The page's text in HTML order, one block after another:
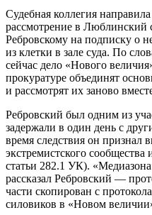
Судебная коллегия
рассмотрение в Люблинский
Ребровскому на подписку о
из клетки в зале суда. По
сейчас дело «Нового
прокуратуре объединят
и рассмотрят их заново
Ребровский был одним из
задержали в один день с
время следствия он признал
экстремистского
статьи 282.1 УК).
рассказал Ребровский —
части скопирован с
силовиков в «Новом